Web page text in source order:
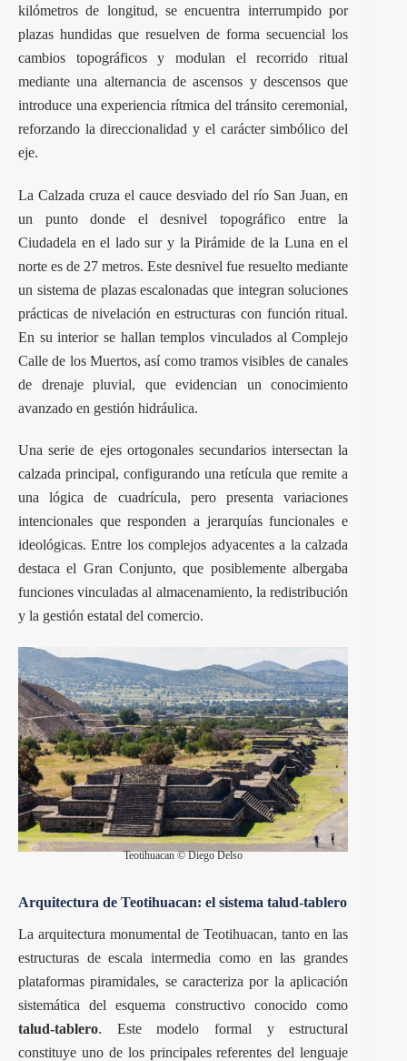
kilómetros de longitud, se encuentra interrumpido por
plazas hundidas que resuelven de forma secuencial los
cambios topográficos y modulan el recorrido ritual
mediante una alternancia de ascensos y descensos que
introduce una experiencia rítmica del tránsito ceremonial,
reforzando la direccionalidad y el carácter simbólico del
eje.
La Calzada cruza el cauce desviado del río San Juan, en
un punto donde el desnivel topográfico entre la
Ciudadela en el lado sur y la Pirámide de la Luna en el
norte es de 27 metros. Este desnivel fue resuelto mediante
un sistema de plazas escalonadas que integran soluciones
prácticas de nivelación en estructuras con función ritual.
En su interior se hallan templos vinculados al Complejo
Calle de los Muertos, así como tramos visibles de canales
de drenaje pluvial, que evidencian un conocimiento
avanzado en gestión hidráulica.
Una serie de ejes ortogonales secundarios intersectan la
calzada principal, configurando una retícula que remite a
una lógica de cuadrícula, pero presenta variaciones
intencionales que responden a jerarquías funcionales e
ideológicas. Entre los complejos adyacentes a la calzada
destaca el Gran Conjunto, que posiblemente albergaba
funciones vinculadas al almacenamiento, la redistribución
y la gestión estatal del comercio.
Teotihuacan © Diego Delso
Arquitectura de Teotihuacan: el sistema talud-tablero
La arquitectura monumental de Teotihuacan, tanto en las
estructuras de escala intermedia como en las grandes
plataformas piramidales, se caracteriza por la aplicación
sistemática del esquema constructivo conocido como
talud-tablero. Este modelo formal y estructural
constituye uno de los principales referentes del lenguaje